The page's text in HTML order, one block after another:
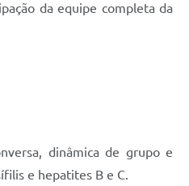
da equipe completa da
dinâmica de grupo e
e hepatites B e C.